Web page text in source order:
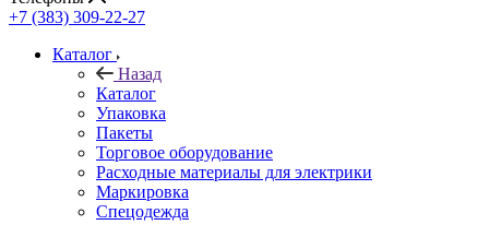
+7 (383) 309-22-27
Каталог
Назад
Каталог
Упаковка
Пакеты
Торговое оборудование
Расходные материалы для электрики
Маркировка
Спецодежда